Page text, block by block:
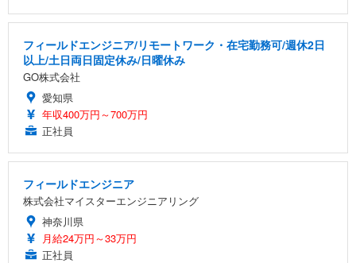
フィールドエンジニア/リモートワーク・在宅勤務可/週休2日
以上/土日両日固定休み/日曜休み
GO株式会社
愛知県
年収400万円～700万円
正社員
フィールドエンジニア
株式会社マイスターエンジニアリング
神奈川県
月給24万円～33万円
正社員